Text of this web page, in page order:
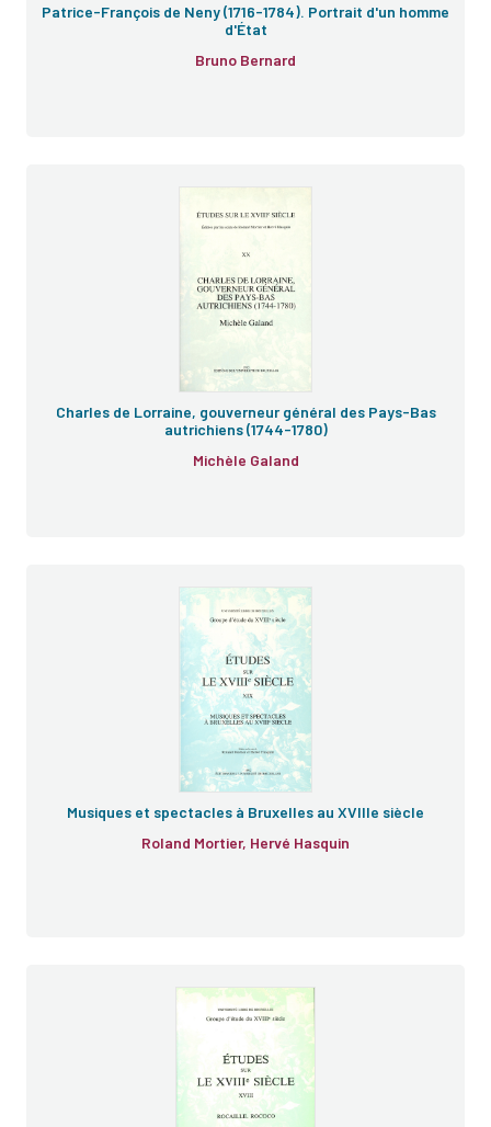
Patrice-François de Neny (1716-1784). Portrait d'un homme
d'État
Bruno Bernard
Charles de Lorraine, gouverneur général des Pays-Bas
autrichiens (1744-1780)
Michèle Galand
Musiques et spectacles à Bruxelles au XVIIIe siècle
Roland Mortier, Hervé Hasquin
e